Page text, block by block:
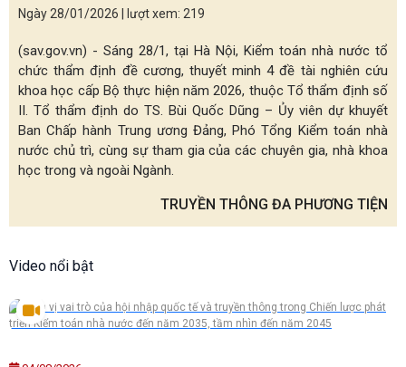
Ngày 28/01/2026 | lượt xem: 219
(sav.gov.vn) - Sáng 28/1, tại Hà Nội, Kiểm toán nhà nước tổ
chức thẩm định đề cương, thuyết minh 4 đề tài nghiên cứu
khoa học cấp Bộ thực hiện năm 2026, thuộc Tổ thẩm định số
II. Tổ thẩm định do TS. Bùi Quốc Dũng – Ủy viên dự khuyết
Ban Chấp hành Trung ương Đảng, Phó Tổng Kiểm toán nhà
nước chủ trì, cùng sự tham gia của các chuyên gia, nhà khoa
học trong và ngoài Ngành.
TRUYỀN THÔNG ĐA PHƯƠNG TIỆN
Video nổi bật